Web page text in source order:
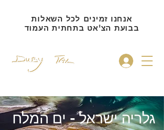
אנחנו זמינים לכל השאלות
בבועת הצ'אט בתחתית העמוד
גלריה ישראל -ים המלח